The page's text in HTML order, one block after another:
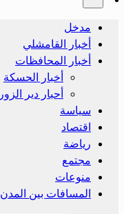
مدخل
أخبار القامشلي
أخبار المحافظات
أخبار الحسكة
أحبار دير الزور
سياسة
اقتصاد
رياضة
مجتمع
منوعات
المسافات بين المدن